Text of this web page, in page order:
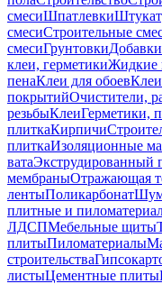
смесиШпатлевки
смесиСтроительные
смесиГрунтовки
клеи, герметикиЖидкие
пенаКлеи для обоев
покрытийОчистители,
резьбыКлеиГерметики,
плиткаКирпичи
плиткаИзоляционные
ватаЭкструдированный
мембраныОтражающая
лентыПоликарбонат
плитные и
ЛДСПМебельные щиты
плитыПиломатериалы
строительства
листыЦементные плиты